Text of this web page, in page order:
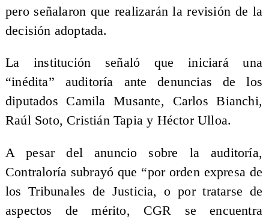
pero señalaron que realizarán la revisión de la
decisión adoptada.
La institución señaló que iniciará una
“inédita” auditoría ante denuncias de los
diputados Camila Musante, Carlos Bianchi,
Raúl Soto, Cristián Tapia y Héctor Ulloa.
A pesar del anuncio sobre la auditoría,
Contraloría subrayó que “por orden expresa de
los Tribunales de Justicia, o por tratarse de
aspectos de mérito, CGR se encuentra